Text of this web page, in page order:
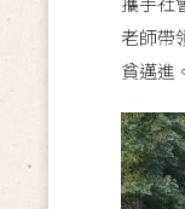
老師帶
貧邁進